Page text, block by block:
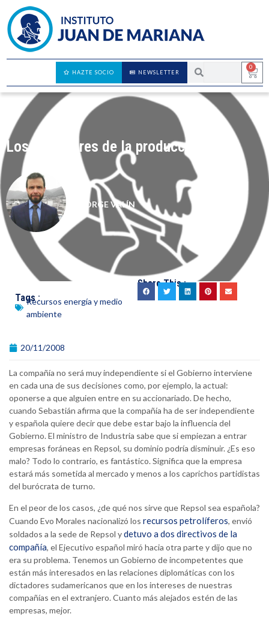
0
NEWSLETTER
HAZTE SOCIO
Los dictadores de la producción
JORGE VALÍN
Tags :
Recursos energía y medio
ambiente
Share This :
20/11/2008
La compañía no será muy independiente si el Gobierno interviene
en cada una de sus decisiones como, por ejemplo, la actual:
oponerse a que alguien entre en su accionariado. De hecho,
cuando Sebastián afirma que la compañía ha de ser independiente
y española quiere decir que debe estar bajo la influencia del
Gobierno. El ministro de Industria sabe que si empiezan a entrar
empresas foráneas en Repsol, su dominio podría disminuir. ¿Es eso
malo? Todo lo contrario, es fantástico. Significa que la empresa
estará más sometida al mercado y menos a los caprichos partidistas
del burócrata de turno.
En el peor de los casos, ¿de qué nos sirve que Repsol sea española?
Cuando Evo Morales nacionalizó los recursos petrolíferos, envió
soldados a la sede de Repsol ydetuvo a dos directivos de la
compañía, el Ejecutivo español miró hacia otra parte y dijo que no
era su problema. Tenemos un Gobierno de incompetentes que
están más interesados en las relaciones diplomáticas con los
dictadores sudamericanos que en los intereses de nuestras
compañías en el extranjero. Cuanto más alejados estén de las
empresas, mejor.